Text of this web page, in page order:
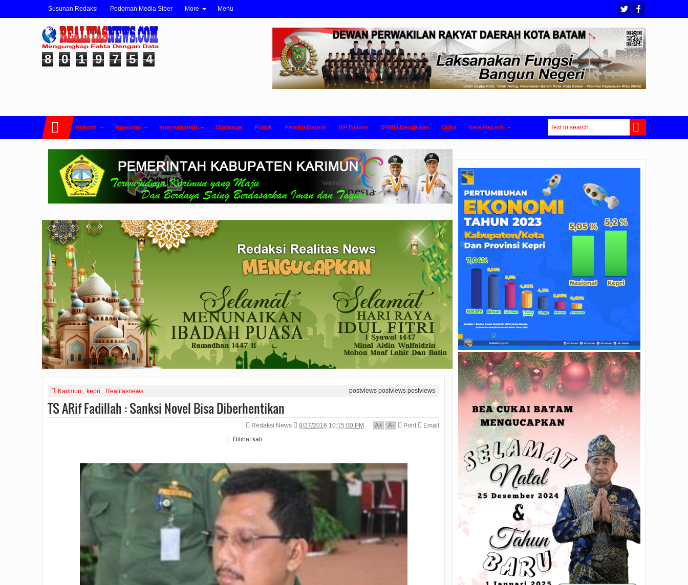
Susunan Redaksi Pedoman Media Siber More Menu
8 0 1 9 7 5 4
Hukrim Nasional Internasional Olahraga Politik Pemko Batam BP Batam DPRD Bengkalis Opini New Recent
Karimun , kepri , Realitasnews postviewspostviewspostviews
TS ARif Fadillah : Sanksi Novel Bisa Diberhentikan
Redaksi News 8/27/2016 10:15:00 PM A+ A- Print
Email
Dilihat kali